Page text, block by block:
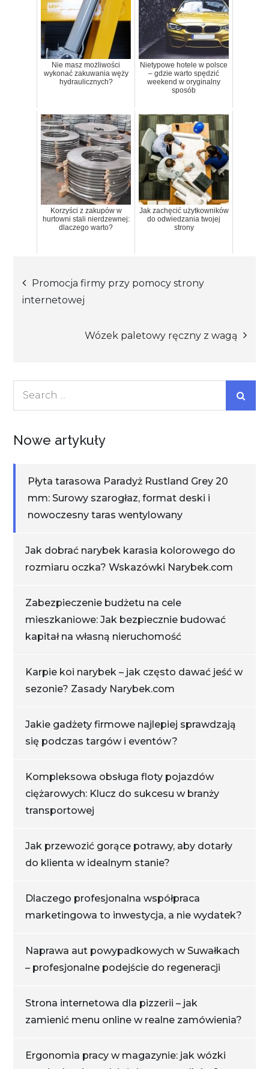
Nie masz możliwości
wykonać zakuwania węży
hydraulicznych?
Nietypowe hotele w polsce
– gdzie warto spędzić
weekend w oryginalny
sposób
Korzyści z zakupów w
hurtowni stali nierdzewnej:
dlaczego warto?
Jak zachęcić użytkowników
do odwiedzania twojej
strony
Nawigacja
Promocja firmy przy pomocy strony
internetowej
Wózek paletowy ręczny z wagą
Nowe artykuły
Płyta tarasowa Paradyż Rustland Grey 20
mm: Surowy szarogłaz, format deski i
nowoczesny taras wentylowany
Jak dobrać narybek karasia kolorowego do
rozmiaru oczka? Wskazówki Narybek.com
Zabezpieczenie budżetu na cele
mieszkaniowe: Jak bezpiecznie budować
kapitał na własną nieruchomość
Karpie koi narybek – jak często dawać jeść w
sezonie? Zasady Narybek.com
Jakie gadżety firmowe najlepiej sprawdzają
się podczas targów i eventów?
Kompleksowa obsługa floty pojazdów
ciężarowych: Klucz do sukcesu w branży
transportowej
Jak przewozić gorące potrawy, aby dotarły
do klienta w idealnym stanie?
Dlaczego profesjonalna współpraca
marketingowa to inwestycja, a nie wydatek?
Naprawa aut powypadkowych w Suwałkach
– profesjonalne podejście do regeneracji
Strona internetowa dla pizzerii – jak
zamienić menu online w realne zamówienia?
Ergonomia pracy w magazynie: jak wózki